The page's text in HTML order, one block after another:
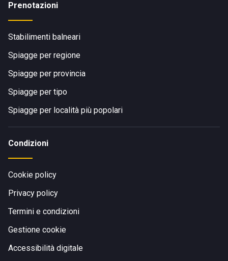
Prenotazioni
Stabilimenti balneari
Spiagge per regione
Spiagge per provincia
Spiagge per tipo
Spiagge per località più popolari
Condizioni
Cookie policy
Privacy policy
Termini e condizioni
Gestione cookie
Accessibilità digitale